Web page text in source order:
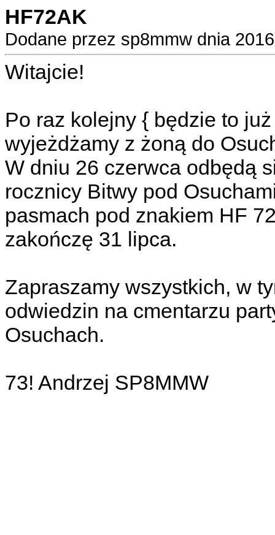
HF72AK
Dodane przez sp8mmw dnia
Witajcie!
Po raz kolejny { będzie to
wyjeżdżamy z żoną do
W dniu 26 czerwca odbędą
rocznicy Bitwy pod
pasmach pod znakiem HF
zakończę 31 lipca.
Zapraszamy wszystkich, w
odwiedzin na cmentarzu
Osuchach.
73! Andrzej SP8MMW